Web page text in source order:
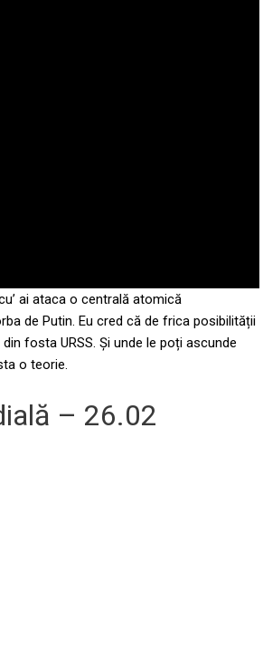
ai ataca o centrală atomică
de Putin. Eu cred că de frica posibilității
fosta URSS. Și unde le poți ascunde
o teorie.
– 26.02